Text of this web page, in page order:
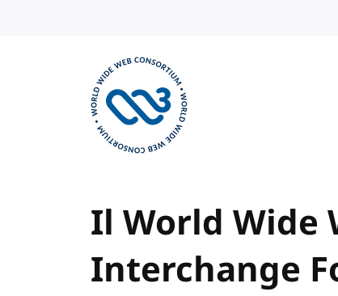
Il World Wide
Interchange